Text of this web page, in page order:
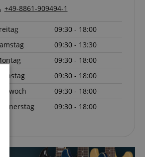
+49-8861-909494-1
09:30 - 18:00
09:30 - 13:30
09:30 - 18:00
09:30 - 18:00
Mittwoch
09:30 - 18:00
Donnerstag
09:30 - 18:00